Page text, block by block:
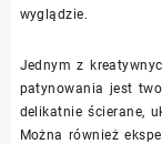
wyglądzie.
Jednym z
patynowania jest
delikatnie ścierane,
Można również